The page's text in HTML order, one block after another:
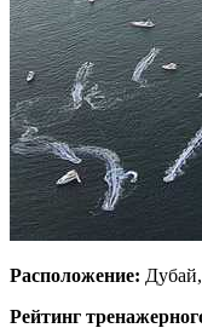
Расположение:
Рейтинг